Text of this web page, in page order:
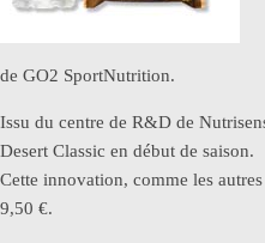
de GO2 SportNutrition.
Issu du centre de R&D de
Desert Classic en début de saison.
Cette innovation, comme les
9,50 €.